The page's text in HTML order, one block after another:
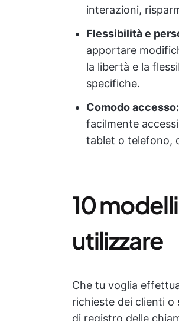
interazioni,
Flessibilità e
apportare
la libertà e la
specifiche.
Comodo accesso:
facilmente
tablet o telefono,
10
utilizzare
Che tu voglia
richieste dei clienti o
di registro delle